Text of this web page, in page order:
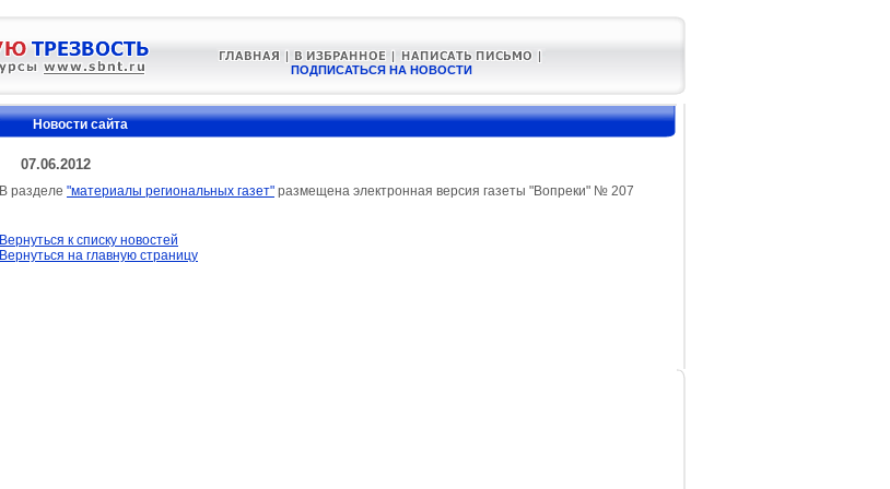
ПОДПИСАТЬСЯ НА НОВОСТИ
Новости сайта
07.06.2012
В разделе "материалы региональных газет" размещена электронная версия газеты "Вопреки" № 207
Вернуться к списку новостей
Вернуться на главную страницу